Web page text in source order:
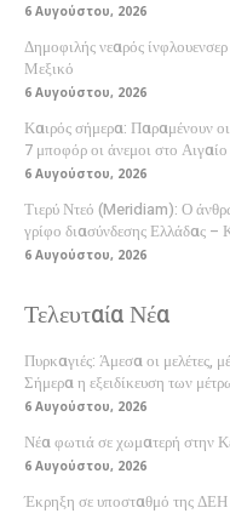
6 Αυγούστου, 2026
Δημοφιλής νεαρός
Μεξικό
6 Αυγούστου, 2026
Καιρός σήμερα: Παραμένουν
7 μποφόρ οι άνεμοι στο Αιγαίο
6 Αυγούστου, 2026
Τιερύ Ντεό (Meridiam): Ο
γρίφο διασύνδεσης Ελλάδας –
6 Αυγούστου, 2026
Τελευταία Νέα
Πυρκαγιές: Άμεσα οι μελέτες,
Σήμερα η εξειδίκευση των
6 Αυγούστου, 2026
Νέα φωτιά σε χωματερή στην
6 Αυγούστου, 2026
Έκρηξη σε υποσταθμό της ΔΕΗ